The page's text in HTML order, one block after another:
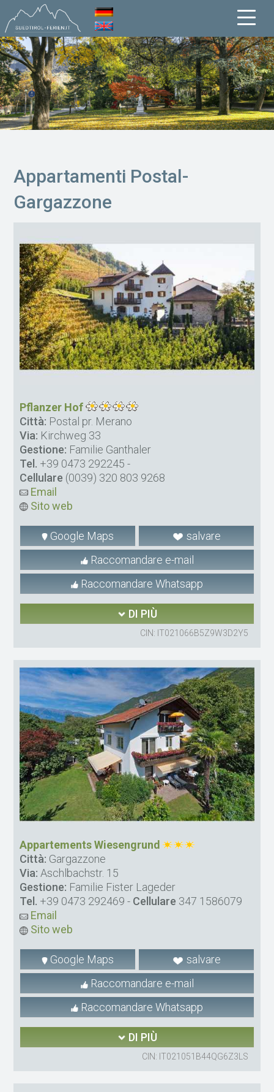
Appartamenti Postal-
Gargazzone
Pflanzer Hof
Città: Postal pr. Merano
Via: Kirchweg 33
Gestione: Familie Ganthaler
Tel. +39 0473 292245 -
Cellulare (0039) 320 803 9268
Email
Sito web
Google Maps
salvare
Raccomandare e-mail
Raccomandare Whatsapp
DI PIÙ
CIN: IT021066B5Z9W3D2Y5
Appartements Wiesengrund
Città: Gargazzone
Via: Aschlbachstr. 15
Gestione: Familie Fister Lageder
Tel. +39 0473 292469 - Cellulare 347 1586079
Email
Sito web
Google Maps
salvare
Raccomandare e-mail
Raccomandare Whatsapp
DI PIÙ
CIN: IT021051B44QG6Z3LS